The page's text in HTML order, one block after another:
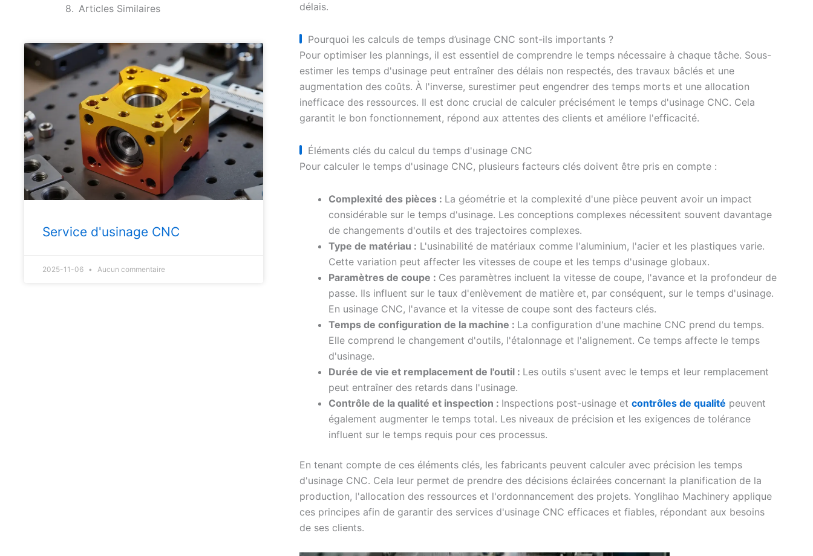
Articles Similaires
Service d'usinage CNC
2025-11-06 Aucun commentaire
délais.
Pourquoi les calculs de temps d’usinage CNC sont-ils importants ?
Pour optimiser les plannings, il est essentiel de comprendre le temps nécessaire à chaque tâche. Sous-
estimer les temps d'usinage peut entraîner des délais non respectés, des travaux bâclés et une
augmentation des coûts. À l'inverse, surestimer peut engendrer des temps morts et une allocation
inefficace des ressources. Il est donc crucial de calculer précisément le temps d'usinage CNC. Cela
garantit le bon fonctionnement, répond aux attentes des clients et améliore l'efficacité.
Éléments clés du calcul du temps d'usinage CNC
Pour calculer le temps d'usinage CNC, plusieurs facteurs clés doivent être pris en compte :
Complexité des pièces : La géométrie et la complexité d'une pièce peuvent avoir un impact
considérable sur le temps d'usinage. Les conceptions complexes nécessitent souvent davantage
de changements d'outils et des trajectoires complexes.
Type de matériau : L'usinabilité de matériaux comme l'aluminium, l'acier et les plastiques varie.
Cette variation peut affecter les vitesses de coupe et les temps d'usinage globaux.
Paramètres de coupe : Ces paramètres incluent la vitesse de coupe, l'avance et la profondeur de
passe. Ils influent sur le taux d'enlèvement de matière et, par conséquent, sur le temps d'usinage.
En usinage CNC, l'avance et la vitesse de coupe sont des facteurs clés.
Temps de configuration de la machine : La configuration d'une machine CNC prend du temps.
Elle comprend le changement d'outils, l'étalonnage et l'alignement. Ce temps affecte le temps
d'usinage.
Durée de vie et remplacement de l'outil : Les outils s'usent avec le temps et leur remplacement
peut entraîner des retards dans l'usinage.
Contrôle de la qualité et inspection : Inspections post-usinage et contrôles de qualité peuvent
également augmenter le temps total. Les niveaux de précision et les exigences de tolérance
influent sur le temps requis pour ces processus.
En tenant compte de ces éléments clés, les fabricants peuvent calculer avec précision les temps
d'usinage CNC. Cela leur permet de prendre des décisions éclairées concernant la planification de la
production, l'allocation des ressources et l'ordonnancement des projets. Yonglihao Machinery applique
ces principes afin de garantir des services d'usinage CNC efficaces et fiables, répondant aux besoins
de ses clients.